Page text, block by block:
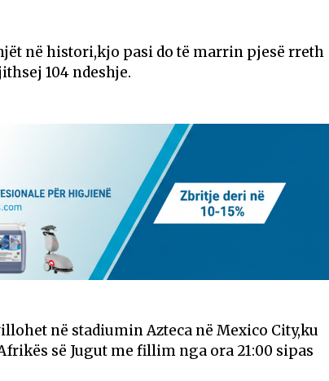
në histori,kjo pasi do të marrin pjesë rreth
104 ndeshje.
në stadiumin Azteca në Mexico City,ku
së Jugut me fillim nga ora 21:00 sipas